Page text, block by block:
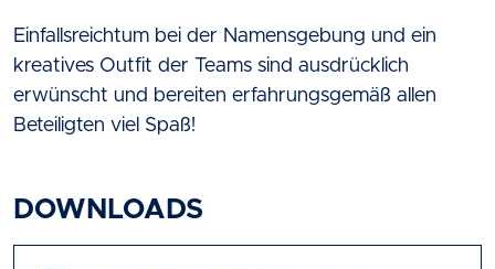
Einfallsreichtum bei der Namensgebung und ein
kreatives Outfit der Teams sind ausdrücklich
erwünscht und bereiten erfahrungsgemäß allen
Beteiligten viel Spaß!
DOWNLOADS